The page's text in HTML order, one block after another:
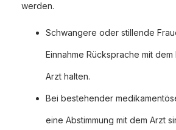
werden.
Schwangere oder stillende
Einnahme Rücksprache mit
Arzt halten.
Bei bestehender
eine Abstimmung mit dem Arzt